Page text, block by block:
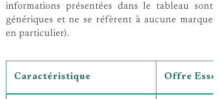
informations présentées dans le tableau sont
génériques et ne se réfèrent à aucune marque
en particulier).
Caractéristique Offre